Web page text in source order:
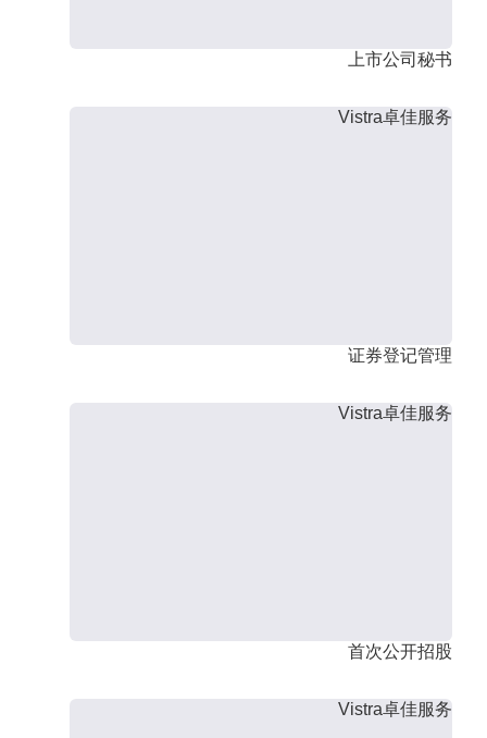
上市公司秘书
Vistra卓佳服务
证券登记管理
Vistra卓佳服务
首次公开招股
Vistra卓佳服务